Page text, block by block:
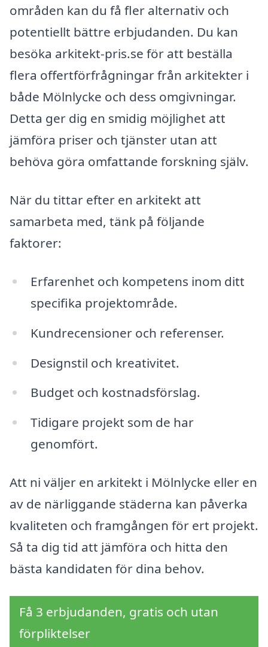
områden kan du få fler alternativ och
potentiellt bättre erbjudanden. Du kan
besöka arkitekt-pris.se för att beställa
flera offertförfrågningar från arkitekter i
både Mölnlycke och dess omgivningar.
Detta ger dig en smidig möjlighet att
jämföra priser och tjänster utan att
behöva göra omfattande forskning själv.
När du tittar efter en arkitekt att
samarbeta med, tänk på följande
faktorer:
Erfarenhet och kompetens inom ditt
specifika projektområde.
Kundrecensioner och referenser.
Designstil och kreativitet.
Budget och kostnadsförslag.
Tidigare projekt som de har
genomfört.
Att ni väljer en arkitekt i Mölnlycke eller en
av de närliggande städerna kan påverka
kvaliteten och framgången för ert projekt.
Så ta dig tid att jämföra och hitta den
bästa kandidaten för dina behov.
Få 3 erbjudanden, gratis och utan
förpliktelser